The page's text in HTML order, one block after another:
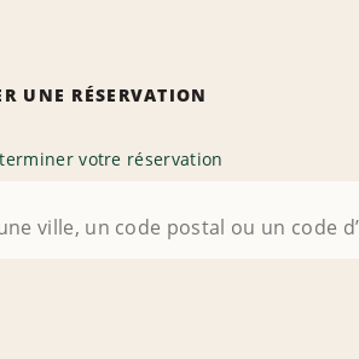
UNE RÉSERVATION
votre réservation